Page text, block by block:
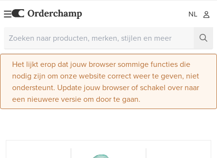
NL
Het lijkt erop dat jouw browser sommige functies die
nodig zijn om onze website correct weer te geven, niet
ondersteunt. Update jouw browser of schakel over naar
een nieuwere versie om door te gaan.